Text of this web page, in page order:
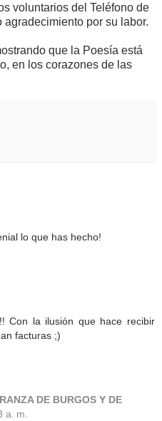
voluntarios del Teléfono de
agradecimiento por su labor.
que la Poesía está
en los corazones de las
lo que has hecho!
Con la ilusión que hace recibir
facturas ;)
DE BURGOS Y DE
a. m.